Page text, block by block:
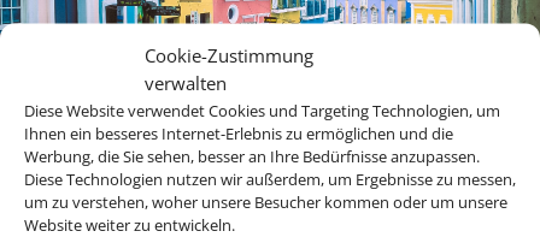
Cookie-Zustimmung
verwalten
Diese Website verwendet Cookies und Targeting Technologien, um
Ihnen ein besseres Internet-Erlebnis zu ermöglichen und die
Werbung, die Sie sehen, besser an Ihre Bedürfnisse anzupassen.
Diese Technologien nutzen wir außerdem, um Ergebnisse zu messen,
um zu verstehen, woher unsere Besucher kommen oder um unsere
Website weiter zu entwickeln.